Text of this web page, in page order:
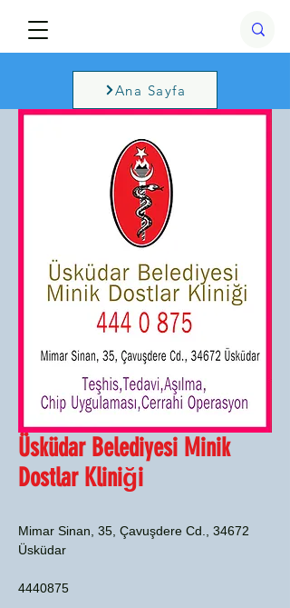
Ana Sayfa
Üsküdar Belediyesi Minik
Dostlar Kliniği
Mimar Sinan, 35, Çavuşdere Cd., 34672
Üsküdar
4440875